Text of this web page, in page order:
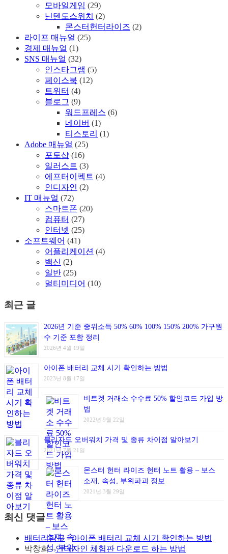
모바일게임 (29)
닌텐도스위치 (2)
몬스터헌터라이즈 (2)
라이프 매뉴얼 (25)
경제 매뉴얼 (1)
SNS 매뉴얼 (32)
인스타그램 (5)
페이스북 (12)
트위터 (4)
블로그 (9)
워드프레스 (6)
네이버 (1)
티스토리 (1)
Adobe 매뉴얼 (25)
포토샵 (16)
일러스트 (3)
에프터이펙트 (4)
인디자인 (2)
IT 매뉴얼 (72)
스마트폰 (20)
컴퓨터 (27)
인터넷 (25)
소프트웨어 (41)
어플리케이션 (4)
백신 (2)
일반 (25)
멀티미디어 (10)
최근 글
2026년 기준 중위소득 50% 60% 100% 150% 200% 가구원
수 기준 포함 정리
2026년 4월 19일
아이폰 배터리 교체 시기 확인하는 방법
2023년 8월 17일
비트겟 거래소 수수료 50% 할인코드 가입 방
법
2022년 9월 22일
블리자드 오버워치 가격 및 종류 차이점 알아보기
2021년 7월 21일
몬스터 헌터 라이즈 헌터 노트 활용 – 보스
소재, 속성, 부위파괴 정보
2021년 3월 29일
최신 댓글
배터리탐구 -아이폰 배터리 교체 시기 확인하는 방법
박창희-인디자인 체험판 다운로드 하는 방법